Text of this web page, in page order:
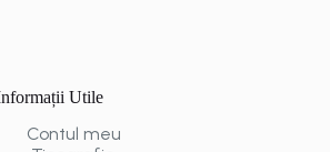
Utile
Contul meu